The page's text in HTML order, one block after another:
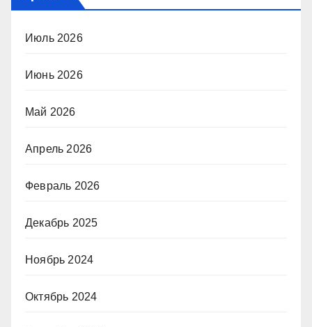
Июль 2026
Июнь 2026
Май 2026
Апрель 2026
Февраль 2026
Декабрь 2025
Ноябрь 2024
Октябрь 2024